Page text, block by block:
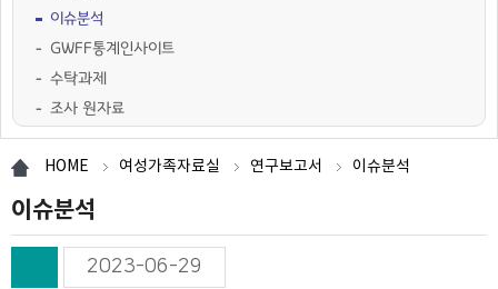
이슈분석
GWFF통계인사이트
수탁과제
조사 원자료
학술행사자료
사업·교육 자료
경기여성가족통계
여성가족도서관 `여울`
HOME 여성가족자료실 연구보고서 이슈분석
이슈분석
2023-06-29